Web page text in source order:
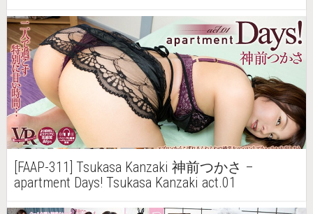
[FAAP-311] Tsukasa Kanzaki 神前つかさ –
apartment Days! Tsukasa Kanzaki act.01